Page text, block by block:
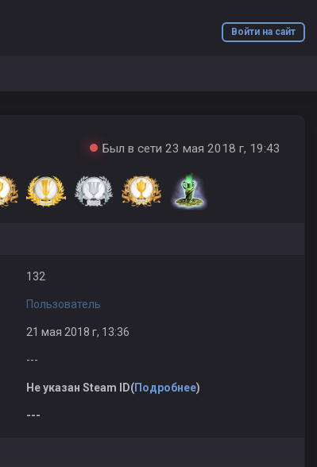
Войти на сайт
Был в сети 23 мая 2018 г, 19:43
132
Пользователь
21 мая 2018 г, 13:36
---
Не указан Steam ID(Подробнее)
---